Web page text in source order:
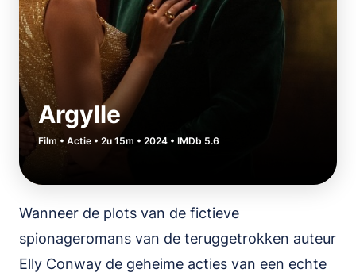
Argylle
Film • Actie • 2u 15m • 2024 • IMDb 5.6
Wanneer de plots van de fictieve
spionageromans van de teruggetrokken auteur
Elly Conway de geheime acties van een echte